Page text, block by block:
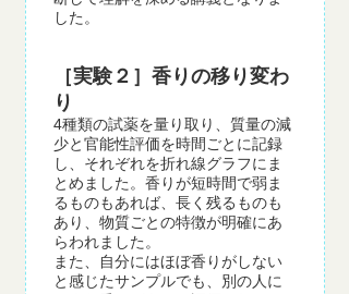
した。
［実験２］香りの移り変わ
り
4種類の試薬を量り取り、質量の減
少と官能性評価を時間ごとに記録
し、それぞれを折れ線グラフにま
とめました。香りが短時間で弱ま
るものもあれば、長く残るものも
あり、物質ごとの特徴が明確にあ
らわれました。
また、自分にはほぼ香りがしない
と感じたサンプルでも、別の人に